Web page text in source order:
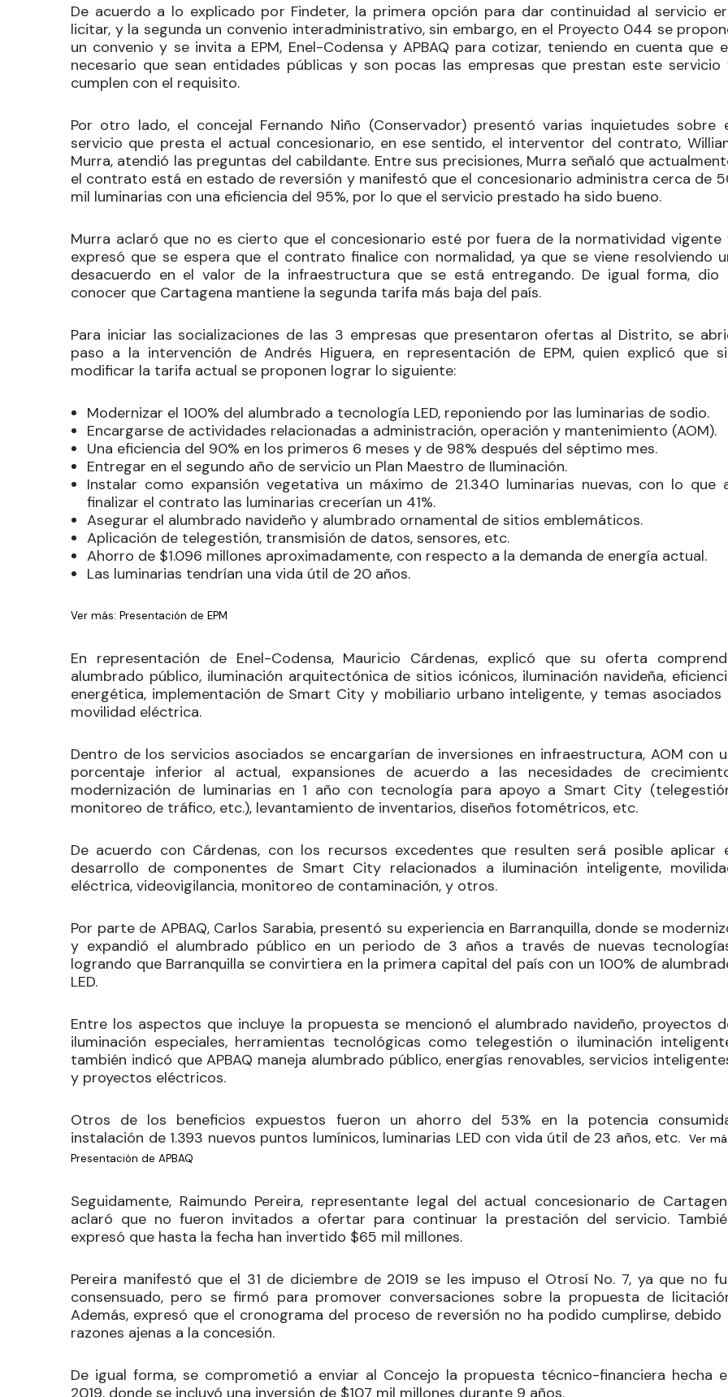
De acuerdo a lo explicado por Findeter, la primera opción para dar continuidad al servicio
licitar, y la segunda un convenio interadministrativo, sin embargo, en el Proyecto 044 se
un convenio y se invita a EPM, Enel-Codensa y APBAQ para cotizar, teniendo en cuenta que
necesario que sean entidades públicas y son pocas las empresas que prestan este servicio
cumplen con el requisito.
Por otro lado, el concejal Fernando Niño (Conservador) presentó varias inquietudes sobre
servicio que presta el actual concesionario, en ese sentido, el interventor del contrato,
Murra, atendió las preguntas del cabildante. Entre sus precisiones, Murra señaló que
el contrato está en estado de reversión y manifestó que el concesionario administra cerca de
mil luminarias con una eficiencia del 95%, por lo que el servicio prestado ha sido bueno.
Murra aclaró que no es cierto que el concesionario esté por fuera de la normatividad vigente
expresó que se espera que el contrato finalice con normalidad, ya que se viene resolviendo
desacuerdo en el valor de la infraestructura que se está entregando. De igual forma, dio
conocer que Cartagena mantiene la segunda tarifa más baja del país.
Para iniciar las socializaciones de las 3 empresas que presentaron ofertas al Distrito, se
paso a la intervención de Andrés Higuera, en representación de EPM, quien explicó que
modificar la tarifa actual se proponen lograr lo siguiente:
Modernizar el 100% del alumbrado a tecnología LED, reponiendo por las luminarias de sodio.
Encargarse de actividades relacionadas a administración, operación y mantenimiento (AOM).
Una eficiencia del 90% en los primeros 6 meses y de 98% después del séptimo mes.
Entregar en el segundo año de servicio un Plan Maestro de Iluminación.
Instalar como expansión vegetativa un máximo de 21.340 luminarias nuevas, con lo que
finalizar el contrato las luminarias crecerían un 41%.
Asegurar el alumbrado navideño y alumbrado ornamental de sitios emblemáticos.
Aplicación de telegestión, transmisión de datos, sensores, etc.
Ahorro de $1.096 millones aproximadamente, con respecto a la demanda de energía actual.
Las luminarias tendrían una vida útil de 20 años.
Ver más: Presentación de EPM
En representación de Enel-Codensa, Mauricio Cárdenas, explicó que su oferta
alumbrado público, iluminación arquitectónica de sitios icónicos, iluminación navideña,
energética, implementación de Smart City y mobiliario urbano inteligente, y temas asociados
movilidad eléctrica.
Dentro de los servicios asociados se encargarían de inversiones en infraestructura, AOM con
porcentaje inferior al actual, expansiones de acuerdo a las necesidades de
modernización de luminarias en 1 año con tecnología para apoyo a Smart City
monitoreo de tráfico, etc.), levantamiento de inventarios, diseños fotométricos, etc.
De acuerdo con Cárdenas, con los recursos excedentes que resulten será posible aplicar
desarrollo de componentes de Smart City relacionados a iluminación inteligente,
eléctrica, videovigilancia, monitoreo de contaminación, y otros.
Por parte de APBAQ, Carlos Sarabia, presentó su experiencia en Barranquilla, donde se
y expandió el alumbrado público en un periodo de 3 años a través de nuevas
logrando que Barranquilla se convirtiera en la primera capital del país con un 100% de
LED.
Entre los aspectos que incluye la propuesta se mencionó el alumbrado navideño, proyectos
iluminación especiales, herramientas tecnológicas como telegestión o iluminación
también indicó que APBAQ maneja alumbrado público, energías renovables, servicios
y proyectos eléctricos.
Otros de los beneficios expuestos fueron un ahorro del 53% en la potencia
instalación de 1.393 nuevos puntos lumínicos, luminarias LED con vida útil de 23 años, etc.
Ver
Presentación de APBAQ
Seguidamente, Raimundo Pereira, representante legal del actual concesionario de
aclaró que no fueron invitados a ofertar para continuar la prestación del servicio.
expresó que hasta la fecha han invertido $65 mil millones.
Pereira manifestó que el 31 de diciembre de 2019 se les impuso el Otrosí No. 7, ya que no
consensuado, pero se firmó para promover conversaciones sobre la propuesta de
Además, expresó que el cronograma del proceso de reversión no ha podido cumplirse, debido
razones ajenas a la concesión.
De igual forma, se comprometió a enviar al Concejo la propuesta técnico-financiera hecha
2019, donde se incluyó una inversión de $107 mil millones durante 9 años.